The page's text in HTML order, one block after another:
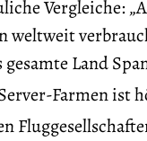
Vergleiche:
weltweit
Land
Farmen ist